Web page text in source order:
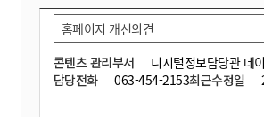
콘텐츠 관리부서
디지털정보담당관 데
담당전화
063-454-2153최근수정일
홈페이지 개선의견